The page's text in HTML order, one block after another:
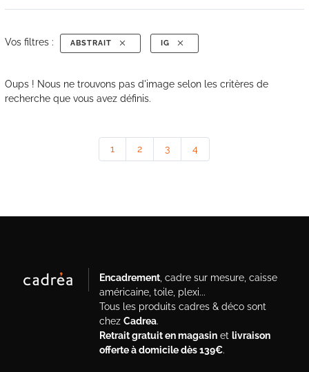
Vos filtres : ABSTRAIT IG
Oups ! Nous ne trouvons pas d'image selon les critères de
recherche que vous avez définis.
1 2 3 4
Encadrement, cadre sur mesure, caisse
américaine, toile, plexi...
Tous les produits cadres & déco sont
chez Cadrea.
Retrait gratuit en magasinet livraison
offerte à domicile dès 139€.